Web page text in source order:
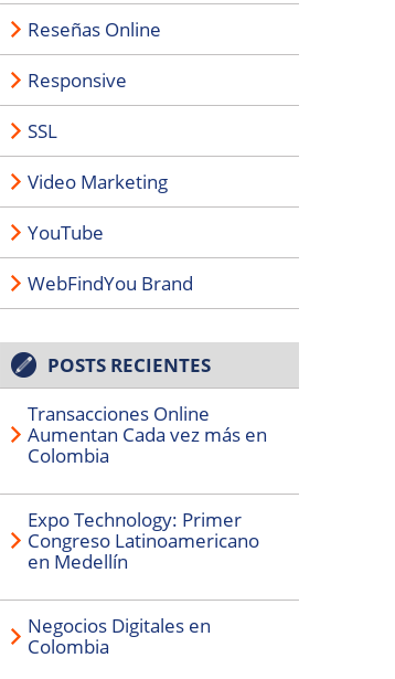
Reseñas Online
Responsive
SSL
Video Marketing
YouTube
WebFindYou Brand
POSTS RECIENTES
Transacciones Online
Aumentan Cada vez más en
Colombia
Expo Technology: Primer
Congreso Latinoamericano
en Medellín
Negocios Digitales en
Colombia